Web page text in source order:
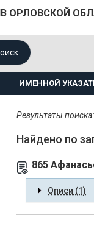
ОРЛОВСКОЙ
ИМЕННОЙ
Результаты
Найдено по
865
Описи (1)